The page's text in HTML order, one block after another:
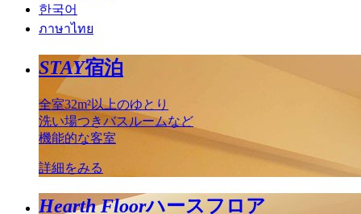
한국어
ภาษาไทย
STAY宿泊
全室32m²以上のゆとり
洗い場つきバスルームなど
機能的な客室
詳細をみる
Hearth Floorハースフロア